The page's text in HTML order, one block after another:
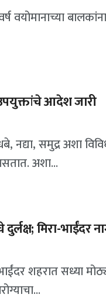
वयोमानाच्या
आदेश जारी
समुद्र अशा
अशा...
मिरा-भाईंदर
शहरात सध्या